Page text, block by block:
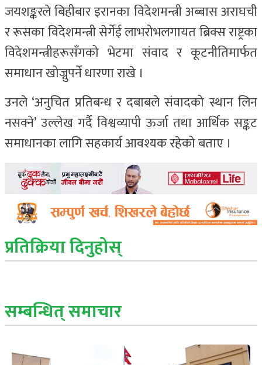
जयशङ्करले बिहीबार इरानका विदेशमन्त्री अब्बास अराघची
र रूसका विदेशमन्त्री सेर्गेई लाभरोभलगायत ब्रिक्स राष्ट्रका
विदेशमन्त्रीहरूसँगको भेटमा संवाद र कूटनीतिमार्फत
समाधान खोज्नुपर्ने धारणा राखे ।
उनले ‘अनुचित प्रतिबन्ध र दबाबले संवादको स्थान लिन
नसक्ने’ उल्लेख गर्दै विश्वव्यापी ऊर्जा तथा आर्थिक सङ्कट
समाधानका लागि सहकार्य आवश्यक रहेको बताए ।
प्रतिक्रिया दिनुहोस्
सम्बन्धित् समाचार